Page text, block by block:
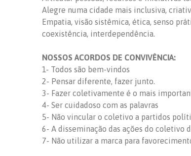
Alegre numa cidade mais inclusiva,
Empatia, visão sistêmica, ética, senso
coexistência, interdependência.
NOSSOS ACORDOS DE CONVIVÊNCIA:
1- Todos são bem-vindos
2- Pensar diferente, fazer junto.
3- Fazer coletivamente é o mais
4- Ser cuidadoso com as palavras
5- Não vincular o coletivo a partidos
6- A disseminação das ações do coletivo
7- Não utilizar a marca para